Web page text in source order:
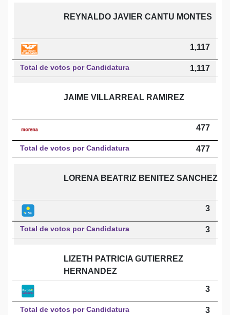
REYNALDO JAVIER CANTU MONTES
1,117
Total de votos por Candidatura 1,117
JAIME VILLARREAL RAMIREZ
477
Total de votos por Candidatura 477
LORENA BEATRIZ BENITEZ SANCHEZ
3
Total de votos por Candidatura 3
LIZETH PATRICIA GUTIERREZ
HERNANDEZ
3
Total de votos por Candidatura 3